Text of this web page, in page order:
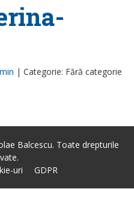
| Categorie: Fără categorie
Balcescu. Toate drepturile
uri
GDPR